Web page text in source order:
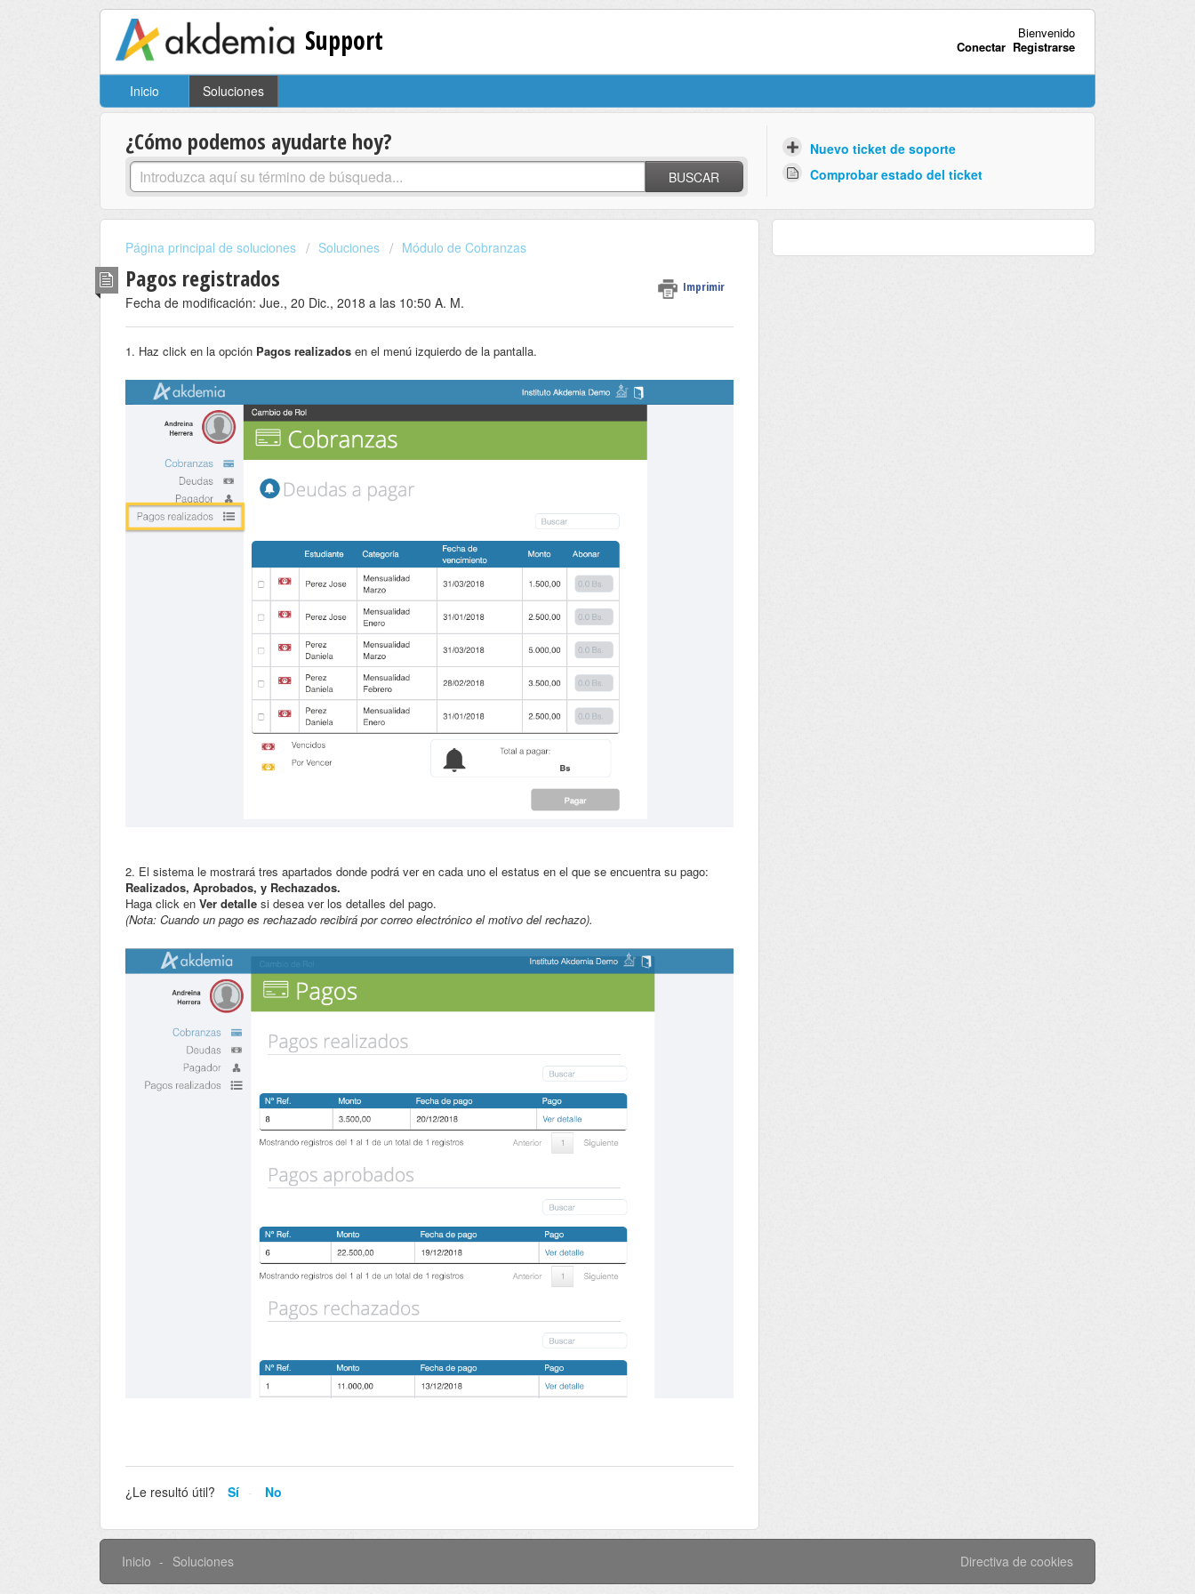
Support
Bienvenido
Conectar Registrarse
Inicio Soluciones
¿Cómo podemos ayudarte hoy?
BUSCAR
Nuevo ticket de soporte
Comprobar estado del ticket
Página principal de soluciones Soluciones Módulo de Cobranzas
Pagos registrados Imprimir
Fecha de modificación: Jue., 20 Dic., 2018 a las 10:50 A. M.
1. Haz click en la opción Pagos realizados en el menú izquierdo de la pantalla.
2. El sistema le mostrará tres apartados donde podrá ver en cada uno el estatus en el que se encuentra su pago:
Realizados, Aprobados, y Rechazados.
Haga click en Ver detalle si desea ver los detalles del pago.
(Nota: Cuando un pago es rechazado recibirá por correo electrónico el motivo del rechazo).
¿Le resultó útil? Sí No
Inicio Soluciones Directiva de cookies